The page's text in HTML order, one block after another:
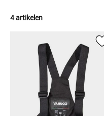
4 artikelen